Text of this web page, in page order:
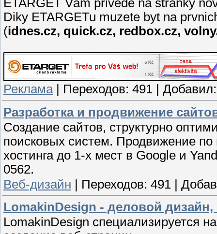
ETARGET Vám přivede na stránky
Diky ETARGETu muzete byt na
(idnes.cz, quick.cz, redbox.cz,
Реклама| Переходов: 491
Добавил:
Разработка и продвижение
Создание сайтов, структурно
поисковых систем. Продвижение
хостинга до 1-х мест в Google и
0562.
Веб-дизайн | Переходов: 491 |
LomakinDesign - деловой
LomakinDesign специализируется